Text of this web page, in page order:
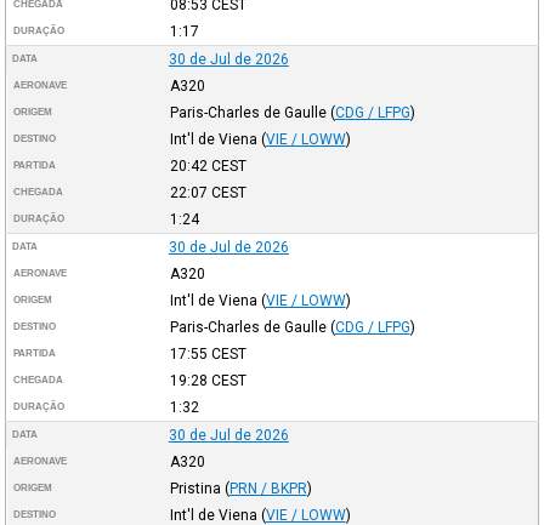
CHEGADA 08:53 CEST
DURAÇÃO 1:17
DATA 30 de Jul de 2026
AERONAVE A320
ORIGEM Paris-Charles de Gaulle (CDG / LFPG)
DESTINO Int'l de Viena (VIE / LOWW)
PARTIDA 20:42 CEST
CHEGADA 22:07 CEST
DURAÇÃO 1:24
DATA 30 de Jul de 2026
AERONAVE A320
ORIGEM Int'l de Viena (VIE / LOWW)
DESTINO Paris-Charles de Gaulle (CDG / LFPG)
PARTIDA 17:55 CEST
CHEGADA 19:28 CEST
DURAÇÃO 1:32
DATA 30 de Jul de 2026
AERONAVE A320
ORIGEM Pristina (PRN / BKPR)
DESTINO Int'l de Viena (VIE / LOWW)